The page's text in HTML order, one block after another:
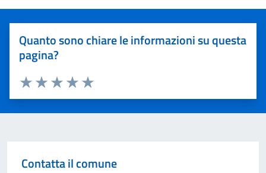
Quanto sono chiare le informazioni su questa
pagina?
Valuta 5 stelle su 5
Valuta 4 stelle su 5
Valuta 3 stelle su 5
Valuta 2 stelle su 5
Valuta 1 stelle su 5
Contatta il comune